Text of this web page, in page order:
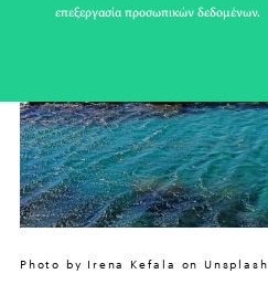
Photo by Irena Kefala on Unsplash
επεξεργασία προσωπικών δεδομένων.